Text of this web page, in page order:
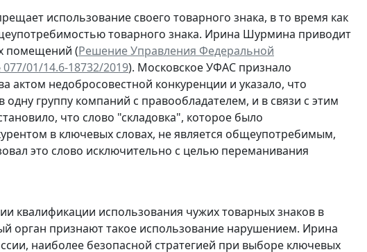
использование своего товарного знака, в то время как
товарного знака. Ирина Шурмина приводит
помещений (Решение Управления Федеральной
01/14.6-18732/2019). Московское УФАС признало
актом недобросовестной конкуренции и указало, что
группу компаний с правообладателем, и в связи с этим
что слово "складовка", которое было
в ключевых словах, не является общеупотребимым,
это слово исключительно с целью переманивания
квалификации использования чужих товарных знаков в
орган признают такое использование нарушением. Ирина
наиболее безопасной стратегией при выборе ключевых